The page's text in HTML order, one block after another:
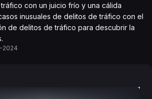
con un juicio frío y una cálida
inusuales de delitos de tráfico con el
de delitos de tráfico para descubrir la
2024